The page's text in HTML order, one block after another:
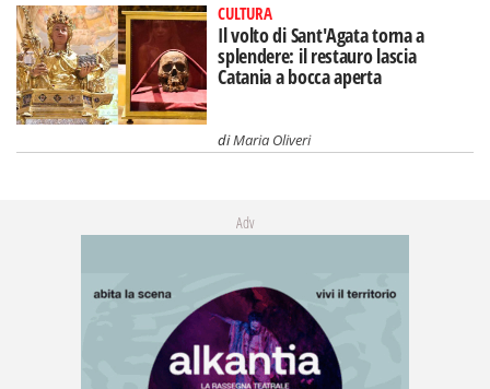
CULTURA
Il volto di Sant'Agata torna a
splendere: il restauro lascia
Catania a bocca aperta
diMaria Oliveri
Adv